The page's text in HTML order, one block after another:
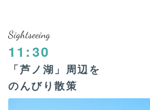
Sightseeing
11:30
「芦ノ湖」周辺を
のんびり散策